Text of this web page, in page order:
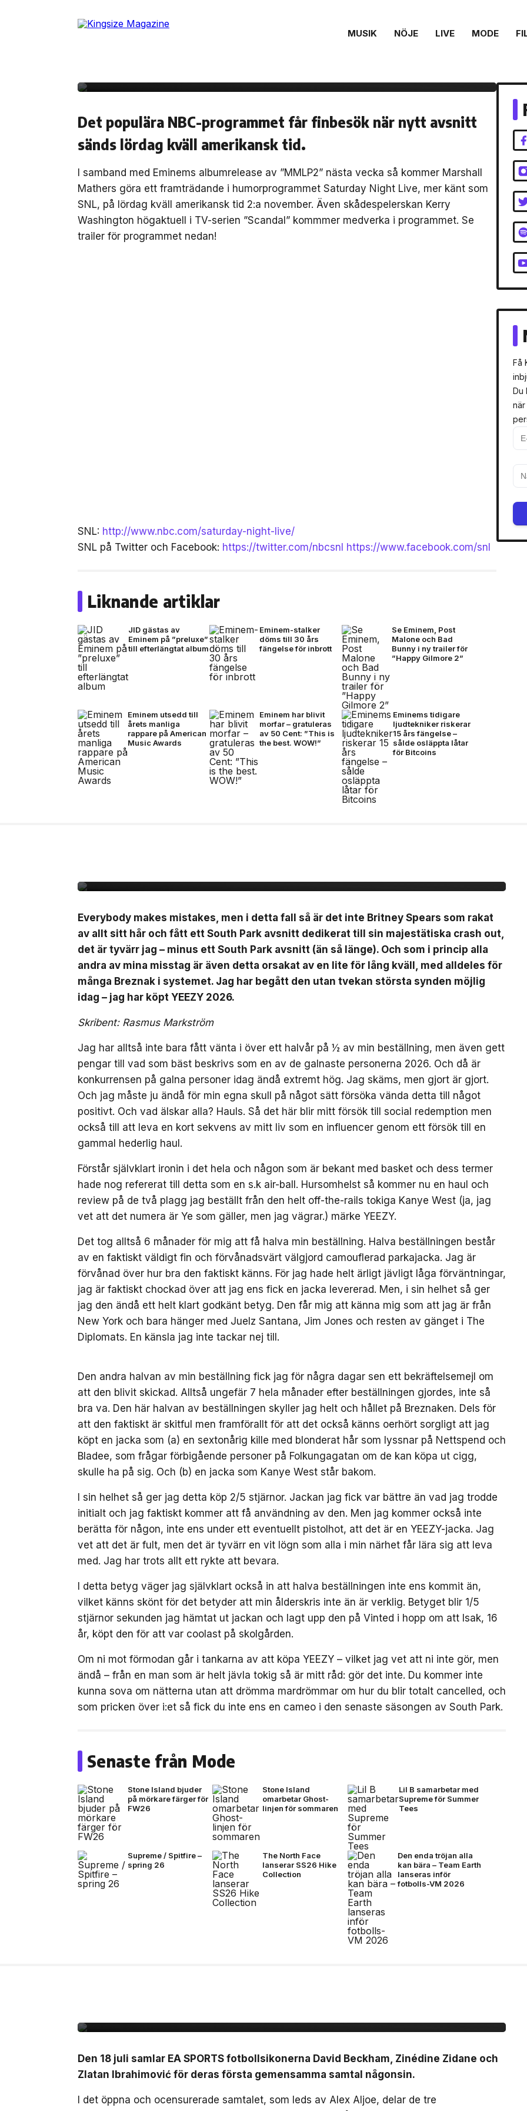
MUSIK NÖJE LIVE MODE
NÖJE 1 november, 2013
Kolla SNL-trailer med Eminem & Kerry
Det populära NBC-programmet får finbesök när nytt avsnitt
sänds lördag kväll amerikansk tid.
I samband med Eminems albumrelease av ”MMLP2” nästa vecka så kommer Marshall
Mathers göra ett framträdande i humorprogrammet Saturday Night Live, mer känt som
SNL, på lördag kväll amerikansk tid 2:a november. Även skådespelerskan Kerry
Washington högaktuell i TV-serien ”Scandal” kommmer medverka i programmet. Se
trailer för programmet nedan!
SNL: http://www.nbc.com/saturday-night-live/
SNL på Twitter och Facebook: https://twitter.com/nbcsnl https://www.facebook.com/snl
Liknande artiklar
JID gästas av
Eminem på ”preluxe”
till efterlängtat album
Eminem-stalker
döms till 30 års
fängelse för inbrott
Se Eminem, Post
Malone och Bad
Bunny i ny trailer för
”Happy Gilmore 2”
Eminem utsedd till
årets manliga
rappare på American
Music Awards
Eminem har blivit
morfar – gratuleras
av 50 Cent: ”This is
the best. WOW!”
Eminems tidigare
ljudtekniker riskerar
15 års fängelse –
sålde osläppta låtar
för Bitcoins
Få
Du
när
Everybody makes mistakes, men i detta fall så är det inte Britney Spears som rakat
av allt sitt hår och fått ett South Park avsnitt dedikerat till sin majestätiska crash out,
det är tyvärr jag – minus ett South Park avsnitt (än så länge). Och som i princip alla
andra av mina misstag är även detta orsakat av en lite för lång kväll, med alldeles för
många Breznak i systemet. Jag har begått den utan tvekan största synden möjlig
idag – jag har köpt YEEZY 2026.
Skribent: Rasmus Markström
Jag har alltså inte bara fått vänta i över ett halvår på ½ av min beställning, men även gett
pengar till vad som bäst beskrivs som en av de galnaste personerna 2026. Och då är
konkurrensen på galna personer idag ändå extremt hög. Jag skäms, men gjort är gjort.
Och jag måste ju ändå för min egna skull på något sätt försöka vända detta till något
positivt. Och vad älskar alla? Hauls. Så det här blir mitt försök till social redemption men
också till att leva en kort sekvens av mitt liv som en influencer genom ett försök till en
gammal hederlig haul.
Förstår självklart ironin i det hela och någon som är bekant med basket och dess termer
hade nog refererat till detta som en s.k air-ball. Hursomhelst så kommer nu en haul och
review på de två plagg jag beställt från den helt off-the-rails tokiga Kanye West (ja, jag
vet att det numera är Ye som gäller, men jag vägrar.) märke YEEZY.
Det tog alltså 6 månader för mig att få halva min beställning. Halva beställningen består
av en faktiskt väldigt fin och förvånadsvärt välgjord camouflerad parkajacka. Jag är
förvånad över hur bra den faktiskt känns. För jag hade helt ärligt jävligt låga förväntningar,
jag är faktiskt chockad över att jag ens fick en jacka levererad. Men, i sin helhet så ger
jag den ändå ett helt klart godkänt betyg. Den får mig att känna mig som att jag är från
New York och bara hänger med Juelz Santana, Jim Jones och resten av gänget i The
Diplomats. En känsla jag inte tackar nej till.
Den andra halvan av min beställning fick jag för några dagar sen ett bekräftelsemejl om
att den blivit skickad. Alltså ungefär 7 hela månader efter beställningen gjordes, inte så
bra va. Den här halvan av beställningen skyller jag helt och hållet på Breznaken. Dels för
att den faktiskt är skitful men framförallt för att det också känns oerhört sorgligt att jag
köpt en jacka som (a) en sextonårig kille med blonderat hår som lyssnar på Nettspend och
Bladee, som frågar förbigående personer på Folkungagatan om de kan köpa ut cigg,
skulle ha på sig. Och (b) en jacka som Kanye West står bakom.
I sin helhet så ger jag detta köp 2/5 stjärnor. Jackan jag fick var bättre än vad jag trodde
initialt och jag faktiskt kommer att få användning av den. Men jag kommer också inte
berätta för någon, inte ens under ett eventuellt pistolhot, att det är en YEEZY-jacka. Jag
vet att det är fult, men det är tyvärr en vit lögn som alla i min närhet får lära sig att leva
med. Jag har trots allt ett rykte att bevara.
I detta betyg väger jag självklart också in att halva beställningen inte ens kommit än,
vilket känns skönt för det betyder att min ålderskris inte än är verklig. Betyget blir 1/5
stjärnor sekunden jag hämtat ut jackan och lagt upp den på Vinted i hopp om att Isak, 16
år, köpt den för att var coolast på skolgården.
Om ni mot förmodan går i tankarna av att köpa YEEZY – vilket jag vet att ni inte gör, men
ändå – från en man som är helt jävla tokig så är mitt råd: gör det inte. Du kommer inte
kunna sova om nätterna utan att drömma mardrömmar om hur du blir totalt cancelled, och
som pricken över i:et så fick du inte ens en cameo i den senaste säsongen av South Park.
Senaste från Mode
Stone Island bjuder
på mörkare färger för
FW26
Stone Island
omarbetar Ghost-
linjen för sommaren
Lil B samarbetar med
Supreme för Summer
Tees
Supreme / Spitfire –
spring 26
The North Face
lanserar SS26 Hike
Collection
Den enda tröjan alla
kan bära – Team Earth
lanseras inför
fotbolls-VM 2026
Den 18 juli samlar EA SPORTS fotbollsikonerna David Beckham, Zinédine Zidane och
Zlatan Ibrahimović för deras första gemensamma samtal någonsin.
I det öppna och ocensurerade samtalet, som leds av Alex Aljoe, delar de tre